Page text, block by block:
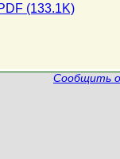
(133.1K)
Сообщить о